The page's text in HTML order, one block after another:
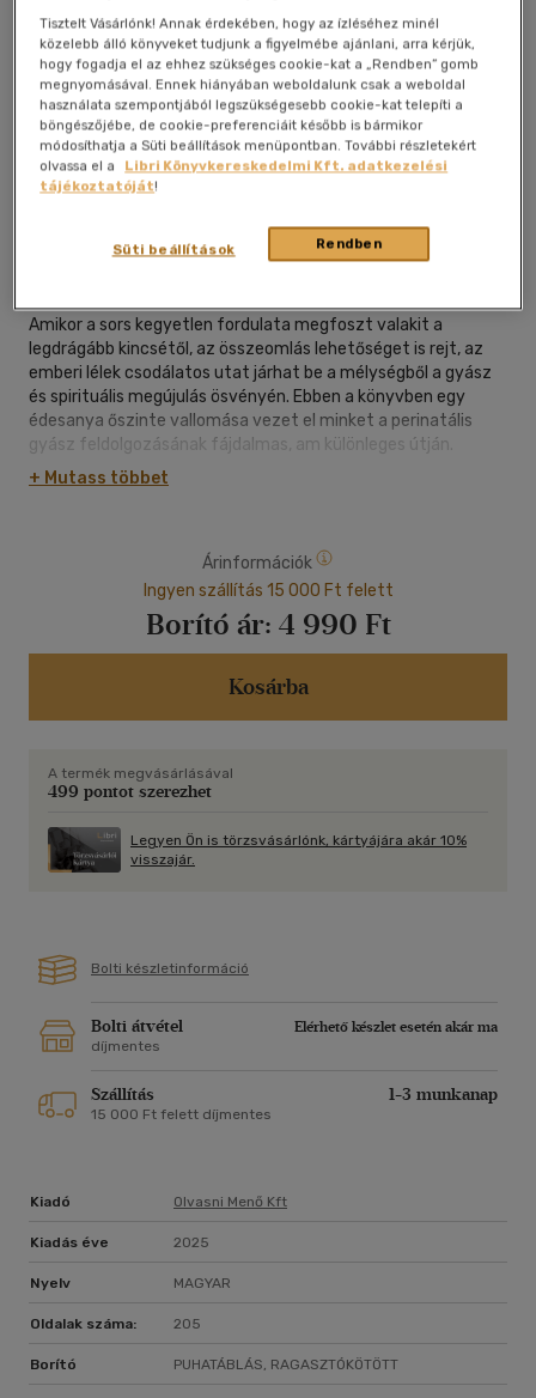
Kívánságlistához adom Megosztom
Olvasni Menő Kft|2025|magyar nyelvű|puhatáblás,
Amikor a sors kegyetlen fordulata megfoszt valakit a
legdrágább kincsétől, az összeomlás lehetőséget is rejt, az
emberi lélek csodálatos utat járhat be a mélységből a gyász
és spirituális megújulás ösvényén. Ebben a könyvben egy
édesanya őszinte vallomása vezet el minket a perinatális
gyász feldolgozásának fájdalmas, am különleges útján.
A sötétségből is születhet fény, ami a jövőre nézve, a
legmerészebb álmokat hozza el. A szerző megrendítő
személyes fejlődés kéz a kézben járnak. Együtt járjuk végig
ezt a mély, spirituális utat, amely végül a megvilágosodás és
a belső béke felé vezet.
Őszinte, emelkedett hangvételű sorok tárják fel előttünk a
csodát, ami egy ilyen veszteségből fakadhat. Az élet örök
körforgásának lenyűgöző bizonyossága, a lélek ébredésének
+ Mutass többet
Árinformációk
Ingyen szállítás 15 000 Ft felett
Borító ár: 4 990 Ft
Kosárba
A termék megvásárlásával
499 pontot szerezhet
Legyen Ön is törzsvásárlónk, kártyájára akár 10%
visszajár.
Bolti készletinformáció
Bolti átvétel
Elérhető készlet esetén akár ma
díjmentes
Szállítás 1-3 munkanap
15 000 Ft felett díjmentes
Kiadó Olvasni Menő Kft
Kiadás éve 2025
Nyelv MAGYAR
Oldalak száma: 205
Borító PUHATÁBLÁS, RAGASZTÓKÖTÖTT
Tisztelt Vásárlónk! Annak érdekében, hogy az ízléséhez minél
közelebb álló könyveket tudjunk a figyelmébe ajánlani, arra kérjük,
hogy fogadja el az ehhez szükséges cookie-kat a „Rendben” gomb
megnyomásával. Ennek hiányában weboldalunk csak a weboldal
használata szempontjából legszükségesebb cookie-kat telepíti a
böngészőjébe, de cookie-preferenciáit később is bármikor
módosíthatja a Süti beállítások menüpontban. További részletekért
olvassa el a
Libri Könyvkereskedelmi Kft. adatkezelési
tájékoztatóját!
Rendben
Süti beállítások